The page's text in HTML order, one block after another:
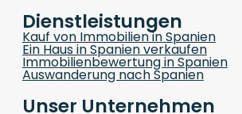
Dienstleistungen
Kauf von Immobilien in Spanien
Ein Haus in Spanien verkaufen
Immobilienbewertung in Spanien
Auswanderung nach Spanien
Unser Unternehmen